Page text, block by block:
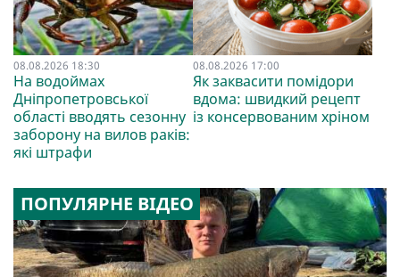
08.08.2026 18:30
На водоймах
Дніпропетровської
області вводять сезонну
заборону на вилов раків:
які штрафи
08.08.2026 17:00
Як заквасити помідори
вдома: швидкий рецепт
із консервованим хріном
ПОПУЛЯРНЕ ВІДЕО